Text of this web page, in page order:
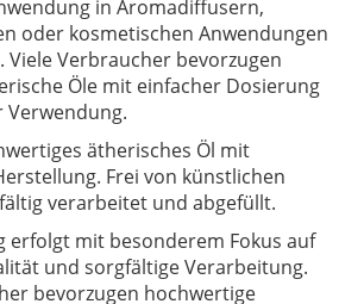
in Aromadiffusern,
oder kosmetischen Anwendungen
Viele Verbraucher bevorzugen
Öle mit einfacher Dosierung
Verwendung.
ätherisches Öl mit
Frei von künstlichen
verarbeitet und abgefüllt.
erfolgt mit besonderem Fokus auf
und sorgfältige Verarbeitung.
bevorzugen hochwertige